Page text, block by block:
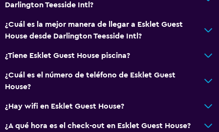
Darlington Teesside Intl?
¿Cuál es la mejor manera de llegar a Esklet Guest
House desde Darlington Teesside Intl?
¿Tiene Esklet Guest House piscina?
¿Cuál es el número de teléfono de Esklet Guest
House?
¿Hay wifi en Esklet Guest House?
¿A qué hora es el check-out en Esklet Guest House?